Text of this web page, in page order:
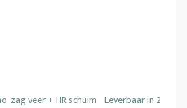
zag veer + HR schuim - Leverbaar in 2